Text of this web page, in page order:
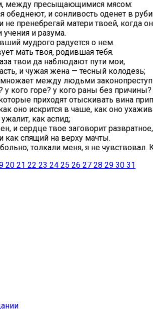
между пресыщающимися мясом:
и сонливость оденет в
пренебрегай матери твоей, когда
учения и разума.
мудрого радуется о нем.
мать твоя, родившая тебя.
твои да наблюдают пути мои,
и чужая жена — тесный колодезь;
между людьми
у кого горе? у кого раны без
приходят отыскивать вина
оно искрится в чаше, как оно
как аспид;
и сердце твое заговорит развратное,
спящий на верху мачты.
толкали меня, я не чувствовал.
20 21 22 23 24 25 26 27 28 29 30 31